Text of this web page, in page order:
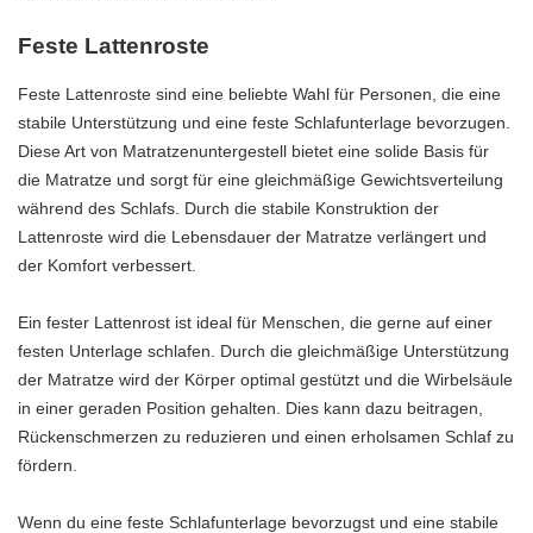
Feste Lattenroste
Feste Lattenroste sind eine beliebte Wahl für Personen, die eine
stabile Unterstützung und eine feste Schlafunterlage bevorzugen.
Diese Art von Matratzenuntergestell bietet eine solide Basis für
die Matratze und sorgt für eine gleichmäßige Gewichtsverteilung
während des Schlafs. Durch die stabile Konstruktion der
Lattenroste wird die Lebensdauer der Matratze verlängert und
der Komfort verbessert.
Ein fester Lattenrost ist ideal für Menschen, die gerne auf einer
festen Unterlage schlafen. Durch die gleichmäßige Unterstützung
der Matratze wird der Körper optimal gestützt und die Wirbelsäule
in einer geraden Position gehalten. Dies kann dazu beitragen,
Rückenschmerzen zu reduzieren und einen erholsamen Schlaf zu
fördern.
Wenn du eine feste Schlafunterlage bevorzugst und eine stabile